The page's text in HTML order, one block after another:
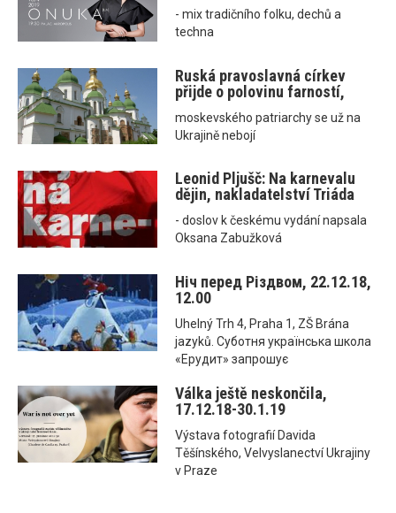
- mix tradičního folku, dechů a
techna
Ruská pravoslavná církev
přijde o polovinu farností,
moskevského patriarchy se už na
Ukrajině nebojí
Leonid Pljušč: Na karnevalu
dějin, nakladatelství Triáda
- doslov k českému vydání napsala
Oksana Zabužková
Ніч перед Різдвом, 22.12.18,
12.00
Uhelný Trh 4, Praha 1, ZŠ Brána
jazyků. Суботня українська школа
«Ерудит» запрошує
Válka ještě neskončila,
17.12.18-30.1.19
Výstava fotografií Davida
Těšínského, Velvyslanectví Ukrajiny
v Praze